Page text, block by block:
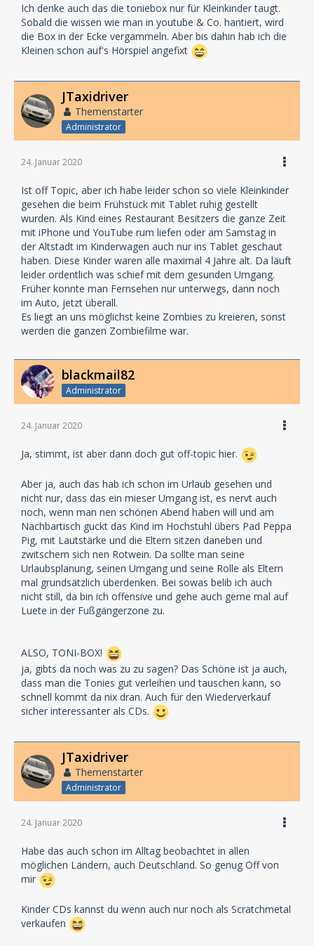
Ich denke auch das die toniebox nur für Kleinkinder taugt.
Sobald die wissen wie man in youtube & Co. hantiert, wird
die Box in der Ecke vergammeln. Aber bis dahin hab ich die
Kleinen schon auf's Hörspiel angefixt
JTaxidriver
Themenstarter
Administrator
24. Januar 2020
Ist off Topic, aber ich habe leider schon so viele Kleinkinder
gesehen die beim Frühstück mit Tablet ruhig gestellt
wurden. Als Kind eines Restaurant Besitzers die ganze Zeit
mit iPhone und YouTube rum liefen oder am Samstag in
der Altstadt im Kinderwagen auch nur ins Tablet geschaut
haben. Diese Kinder waren alle maximal 4 Jahre alt. Da läuft
leider ordentlich was schief mit dem gesunden Umgang.
Früher konnte man Fernsehen nur unterwegs, dann noch
im Auto, jetzt überall.
Es liegt an uns möglichst keine Zombies zu kreieren, sonst
werden die ganzen Zombiefilme war.
blackmail82
Administrator
24. Januar 2020
Ja, stimmt, ist aber dann doch gut off-topic hier.
Aber ja, auch das hab ich schon im Urlaub gesehen und
nicht nur, dass das ein mieser Umgang ist, es nervt auch
noch, wenn man nen schönen Abend haben will und am
Nachbartisch guckt das Kind im Hochstuhl übers Pad Peppa
Pig, mit Lautstärke und die Eltern sitzen daneben und
zwitschern sich nen Rotwein. Da sollte man seine
Urlaubsplanung, seinen Umgang und seine Rolle als Eltern
mal grundsätzlich überdenken. Bei sowas belib ich auch
nicht still, da bin ich offensive und gehe auch gerne mal auf
Luete in der Fußgängerzone zu.
ALSO, TONI-BOX!
ja, gibts da noch was zu zu sagen? Das Schöne ist ja auch,
dass man die Tonies gut verleihen und tauschen kann, so
schnell kommt da nix dran. Auch für den Wiederverkauf
sicher interessanter als CDs.
JTaxidriver
Themenstarter
Administrator
24. Januar 2020
Habe das auch schon im Alltag beobachtet in allen
möglichen Ländern, auch Deutschland. So genug Off von
mir
Kinder CDs kannst du wenn auch nur noch als Scratchmetal
verkaufen